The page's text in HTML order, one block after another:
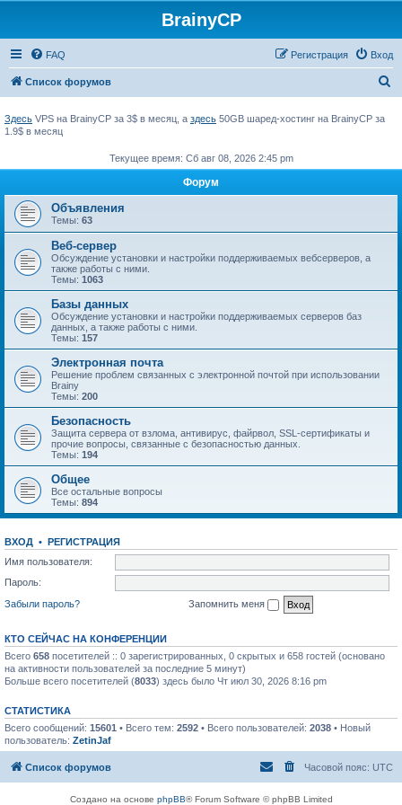
BrainyCP
FAQ Вход
Регистрация
Список форумов
к
Здесь VPS на BrainyCP за 3$ в месяц, а здесь 50GB шаред-хостинг на BrainyCP за
1.9$ в месяц
Текущее время: Сб авг 08, 2026 2:45 pm
Форум
Объявления
Темы: 63
Веб-сервер
Обсуждение установки и настройки поддерживаемых вебсерверов, а
также работы с ними.
Темы: 1063
Базы данных
Обсуждение установки и настройки поддерживаемых серверов баз
данных, а также работы с ними.
Темы: 157
Электронная почта
Решение проблем связанных с электронной почтой при использовании
Brainy
Темы: 200
Безопасность
Защита сервера от взлома, антивирус, файрвол, SSL-сертификаты и
прочие вопросы, связанные с безопасностью данных.
Темы: 194
Общее
Все остальные вопросы
Темы: 894
ВХОД • РЕГИСТРАЦИЯ
Имя пользователя:
Пароль:
Забыли пароль?
Запомнить меня
КТО СЕЙЧАС НА КОНФЕРЕНЦИИ
Всего 658 посетителей :: 0 зарегистрированных, 0 скрытых и 658 гостей (основано
на активности пользователей за последние 5 минут)
Больше всего посетителей (8033) здесь было Чт июл 30, 2026 8:16 pm
СТАТИСТИКА
Всего сообщений: 15601 • Всего тем: 2592 • Всего пользователей: 2038 • Новый
пользователь: ZetinJaf
Список форумов Часовой пояс: UTC
Создано на основе phpBB® Forum Software © phpBB Limited